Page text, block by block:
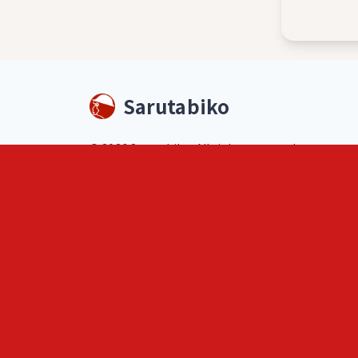
Sarutabiko
©2026Sarutabiko. All rights reserved